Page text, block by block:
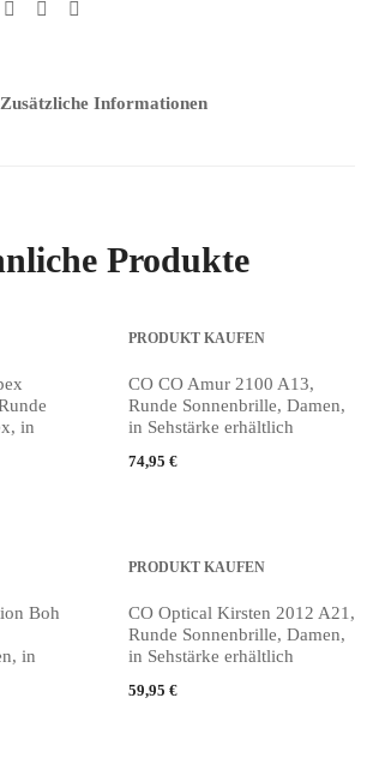
Zusätzliche Informationen
Produkte
in
PRODUKT KAUFEN
CO CO Amur 2100 A13,
Runde Sonnenbrille, Damen,
in Sehstärke erhältlich
74,95 €
Boh
in
PRODUKT KAUFEN
CO Optical Kirsten 2012 A21,
Runde Sonnenbrille, Damen,
in Sehstärke erhältlich
59,95 €